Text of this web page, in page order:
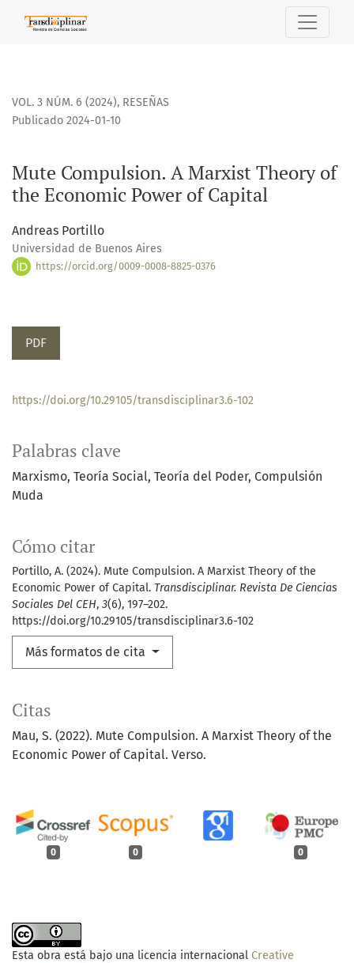
Mute Compulsion. A Marxist Theory of the Economic Power
VOL. 3 NÚM. 6 (2024), RESEÑAS
Mute Compulsion. A Marxist Theory of
the Economic Power of Capital
Publicado 2024-01-10
Andreas Portillo
Universidad de Buenos Aires
https://orcid.org/0009-0008-8825-0376
PDF
Palabras clave
Marxismo Teoría Social Teoría del Poder Compulsión
Muda
Cómo citar
Portillo, A. (2024). Mute Compulsion. A Marxist Theory of the
Economic Power of Capital. Transdisciplinar. Revista De Ciencias
Sociales Del CEH, 3(6), 197–202.
https://doi.org/10.29105/transdisciplinar3.6-102
Más formatos de cita
0 0 0
https://doi.org/10.29105/transdisciplinar3.6-102
Citas
Mau, S. (2022). Mute Compulsion. A Marxist Theory of the
Economic Power of Capital. Verso.
Esta obra está bajo una licencia internacional Creative